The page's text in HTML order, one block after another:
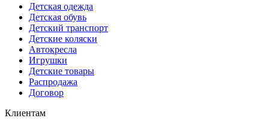
Детская одежда
Детская обувь
Детский транспорт
Детские коляски
Автокресла
Игрушки
Детские товары
Распродажа
Договор
Клиентам